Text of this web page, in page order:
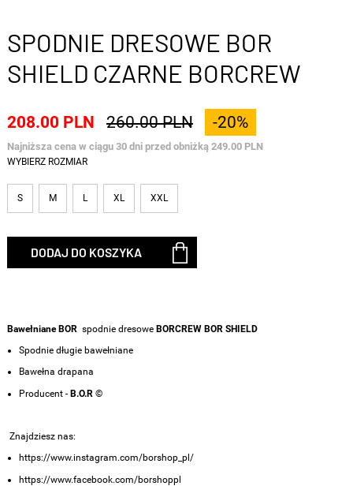
SPODNIE DRESOWE BOR
SHIELD CZARNE BORCREW
208.00 PLN 260.00 PLN -20%
Najniższa cena w ciągu 30 dni przed obniżką 249.00 PLN
WYBIERZ ROZMIAR
S M L XL XXL
DODAJ DO KOSZYKA
Bawełniane BOR spodnie dresowe BORCREW BOR SHIELD
Spodnie długie bawełniane
Bawełna drapana
Producent - B.O.R ©
Znajdziesz nas:
https://www.instagram.com/borshop_pl/
https://www.facebook.com/borshoppl